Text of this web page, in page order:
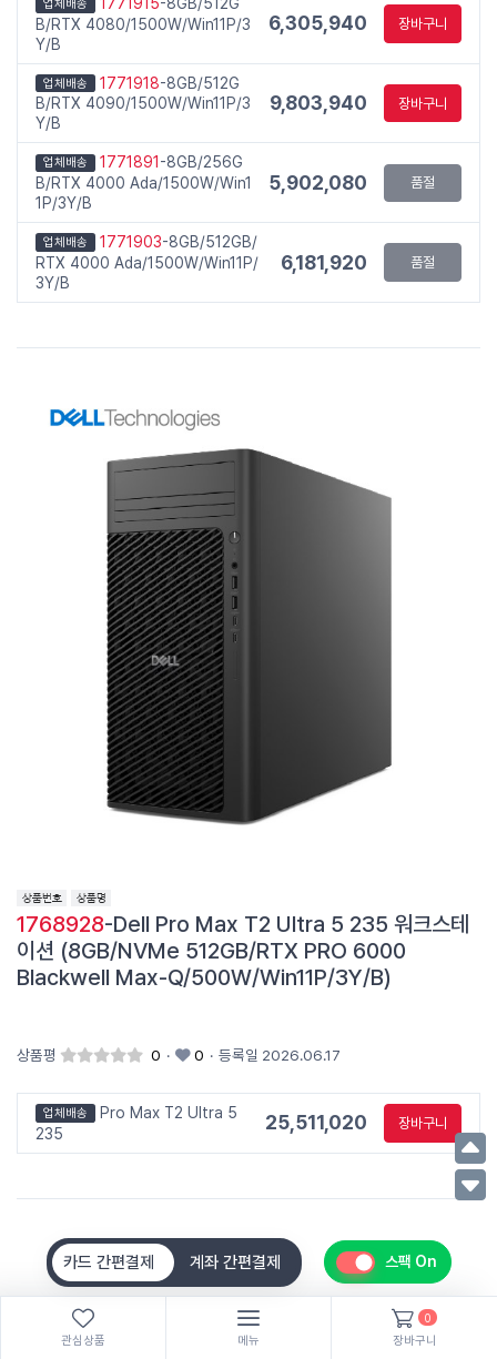
업체배송
B/RTX 4080/1500W/Win11P/3
Y/B
6,305,940 장바구니
업체배송 1771918-8GB/512G
B/RTX 4090/1500W/Win11P/3
Y/B
9,803,940 장바구니
업체배송 1771891 -8GB/256G
B/RTX 4000 Ada/1500W/Win1
1P/3Y/B
5,902,080 품절
업체배송 1771903-8GB/512GB/
RTX 4000 Ada/1500W/Win11P/
3Y/B
6,181,920 품절
1768928-Dell Pro Max T2 Ultra 5 235 워크스테
이션 (8GB/NVMe 512GB/RTX PRO 6000
Blackwell Max-Q/500W/Win11P/3Y/B)
상품평 0 · 0 · 등록일 2026.06.17
업체배송
Pro Max T2 Ultra 5
235
25,511,020 장바구니
카드 간편결제 계좌 간편결제 스팩 On
관심상품 메뉴
0
장바구니